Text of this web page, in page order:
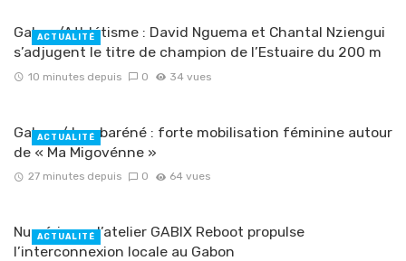
Gabon/Athlétisme : David Nguema et Chantal Nziengui
s’adjugent le titre de champion de l’Estuaire du 200 m
10 minutes depuis 0 34 vues
ACTUALITÉ
Gabon / Lambaréné : forte mobilisation féminine autour
de « Ma Migovénne »
27 minutes depuis 0 64 vues
ACTUALITÉ
Numérique : l’atelier GABIX Reboot propulse
l’interconnexion locale au Gabon
ACTUALITÉ